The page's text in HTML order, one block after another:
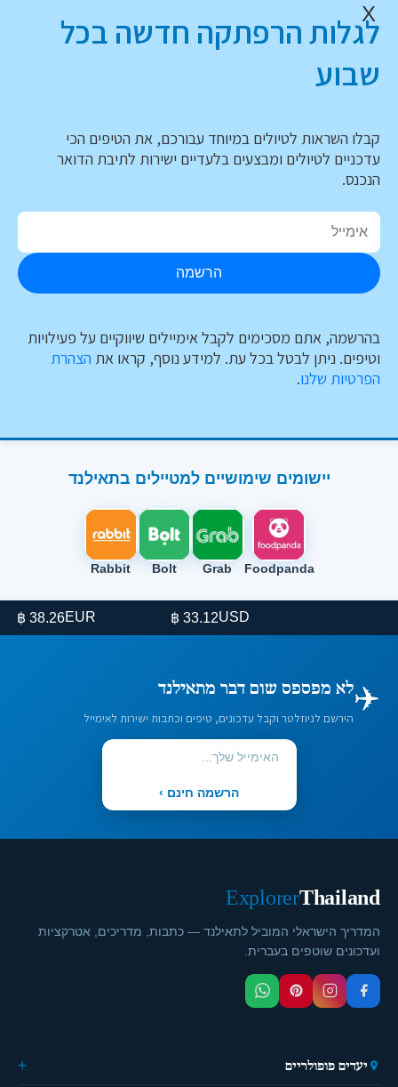
X
לגלות הרפתקה חדשה בכל
שבוע
קבלו השראות לטיולים במיוחד עבורכם, את הטיפים הכי
עדכניים לטיולים ומבצעים בלעדיים ישירות לתיבת הדואר
הנכנס.
הרשמה
בהרשמה, אתם מסכימים לקבל אימיילים שיווקיים על פעילויות
וטיפים. ניתן לבטל בכל עת. למידע נוסף, קראו את הצהרת
הפרטיות שלנו.
יישומים שימושיים למטיילים בתאילנד
Foodpanda
Grab
Bolt
Rabbit
USD
33.12 ฿
EUR
38.26 ฿
✈️לא מפספס שום דבר מתאילנד
הירשם לניוזלטר וקבל עדכונים, טיפים וכתבות ישירות לאימייל
הרשמה חינם ›
Thailand
Explorer
המדריך הישראלי המוביל לתאילנד — כתבות, מדריכים, אטרקציות
ועדכונים שוטפים בעברית.
יעדים פופולריים